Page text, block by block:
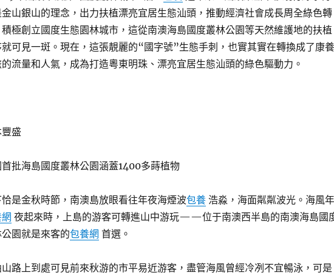
山銀山的理念，出力扶植漂亮宜居生態汕頭，推動經濟社會成長周全綠色轉
積極創立國度生態園林城市，這從南澳海島國度叢林公園等天然維護地的扶植
可見一斑。現在，這張靚麗的“國字號”生態手刺，也實其實在轉換成了康養
流量和人氣，成為打造粵東明珠、漂亮宜居生態汕頭的綠色驅動力。
盛
批海島國度叢林公園涵蓋1400多蒔植物
恰是金秋時節，南澳島放眼看往年夜海煙波包養浩淼，海面粼粼波光。海風年
夜起來時，上島的游客可轉進山中游玩——位于南澳西半島的南澳海島國
園就是來客的包養網 首選。
山路上到處可見前來秋游的市平易近游客，盡管海風曾經冷冽不宜暢泳，可是